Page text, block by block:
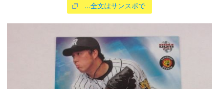
…全文はサンスポで